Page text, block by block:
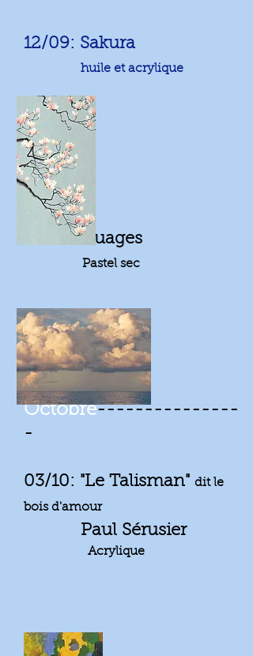
12/09: Sakura
huile et acrylique
19/09: Nuages
Pastel sec
Octobre---------------
-
03/10: "Le Talisman" dit le
bois d'amour
Paul Sérusier
Acrylique